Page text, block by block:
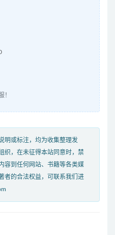
！
明或标注，均为收集整理发
织，在未征得本站同意时，禁
容到任何网站、书籍等各类媒
者的合法权益，可联系我们进